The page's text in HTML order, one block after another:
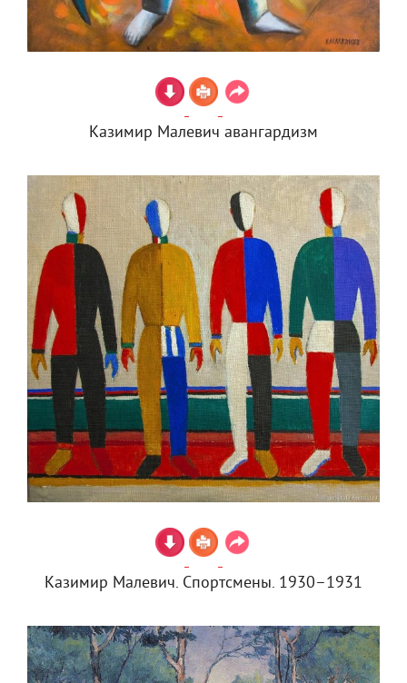
Казимир Малевич авангардизм
Казимир Малевич. Спортсмены. 1930–1931